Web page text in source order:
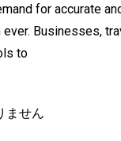
for accurate
Businesses,
to
ません